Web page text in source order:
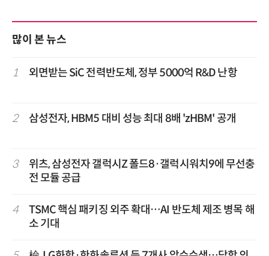
많이 본 뉴스
1 외면받는 SiC 전력반도체, 정부 5000억 R&D 난항
2 삼성전자, HBM5 대비 성능 최대 8배 'zHBM' 공개
3
위츠, 삼성전자 갤럭시Z 폴드8·갤럭시워치9에 무선충
전 모듈 공급
4
TSMC 핵심 패키징 외주 확대…AI 반도체 제조 병목 해
소 기대